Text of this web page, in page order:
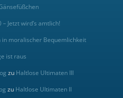
Jetzt wird’s amtlich!
in moralischer Bequemlichkeit
ist raus
zu Haltlose Ultimaten III
zu Haltlose Ultimaten II